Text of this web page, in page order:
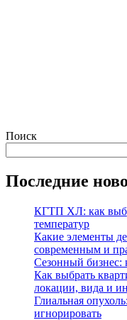
Поиск
Последние
КГТП ХЛ: как
температур
Какие элементы
современным и
Сезонный бизнес:
Как выбрать
локации, вида и
Глиальная
игнорировать